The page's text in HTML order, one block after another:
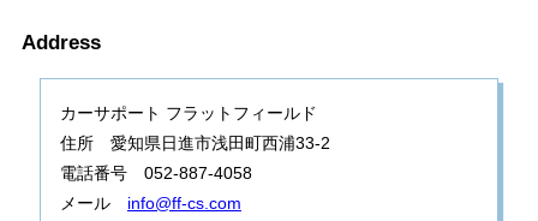
Address
カーサポート フラットフィールド
住所 愛知県日進市浅田町西浦33-2
電話番号 052-887-4058
メール info@ff-cs.com